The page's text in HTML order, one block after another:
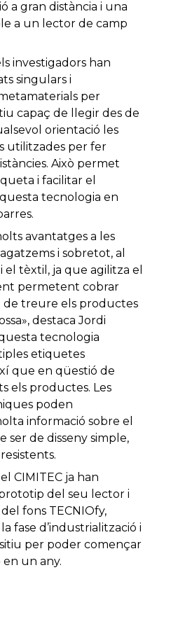
a gran distància i una
a un lector de camp
investigadors han
singulars i
per
capaç de llegir des de
orientació les
utilitzades per fer
Això permet
i facilitar el
tecnologia en
avantatges a les
i sobretot, al
el tèxtil, ja que agilitza el
permetent cobrar
de treure els productes
destaca Jordi
tecnologia
etiquetes
que en qüestió de
els productes. Les
poden
informació sobre el
ser de disseny simple,
CIMITEC ja han
del seu lector i
fons TECNIOfy,
fase d’industrialització i
per poder començar
un any.